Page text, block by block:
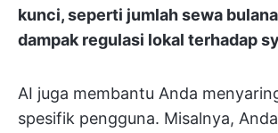
kunci, seperti jumlah sewa
dampak regulasi lokal terhadap
AI juga membantu Anda
spesifik pengguna. Misalnya,